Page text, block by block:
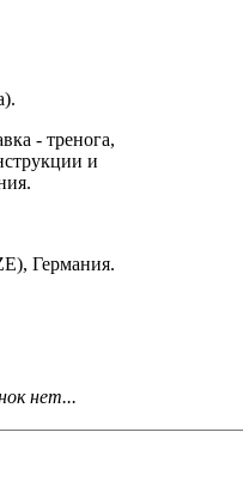
- тренога,
и
Германия.
нет...